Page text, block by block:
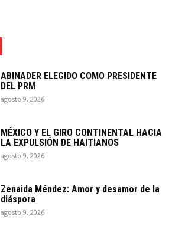
ABINADER ELEGIDO COMO PRESIDENTE
DEL PRM
agosto 9, 2026
MÉXICO Y EL GIRO CONTINENTAL HACIA
LA EXPULSIÓN DE HAITIANOS
agosto 9, 2026
Zenaida Méndez: Amor y desamor de la
diáspora
agosto 9, 2026